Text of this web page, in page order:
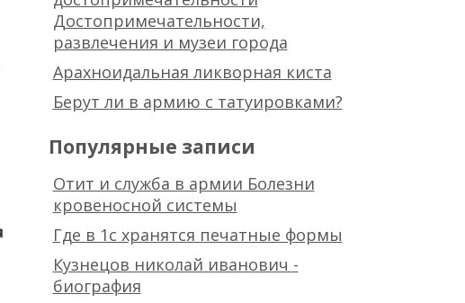
Достопримечательности,
развлечения и музеи города
Арахноидальная ликворная киста
Берут ли в армию с татуировками?
Популярные записи
Отит и служба в армии Болезни
кровеносной системы
Где в 1с хранятся печатные формы
Кузнецов николай иванович -
биография